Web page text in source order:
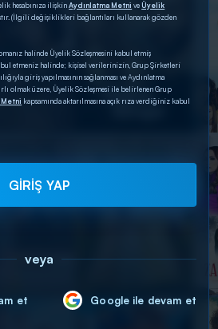
hesabınıza ilişkinAydınlatma Metni veÜyelik
(İlgili değişiklikleri bağlantıları kullanarak gözden
halinde Üyelik Sözleşmesini kabul etmiş
etmeniz halinde; kişisel verilerinizin, Grup Şirketleri
giriş yapılmasının sağlanması ve Aydınlatma
olmak üzere, Üyelik Sözleşmesi ile belirlenen Grup
Metni kapsamında aktarılmasına açık rıza verdiğiniz kabul
GİRİŞ YAP
veya
et Google ile devam et